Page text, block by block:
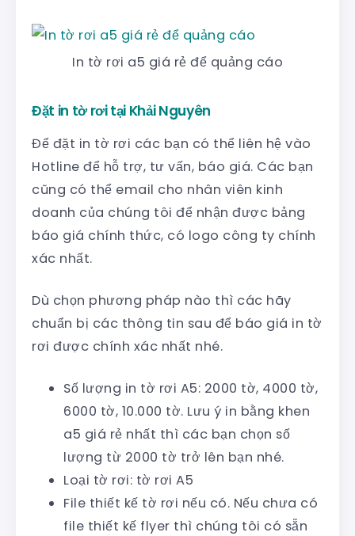
In tờ rơi a5 giá rẻ để quảng cáo
Đặt in tờ rơi tại Khải Nguyên
Để đặt in tờ rơi các bạn có thể liên hệ vào
Hotline để hỗ trợ, tư vấn, báo giá. Các bạn
cũng có thể email cho nhân viên kinh
doanh của chúng tôi để nhận được bảng
báo giá chính thức, có logo công ty chính
xác nhất.
Dù chọn phương pháp nào thì các hãy
chuẩn bị các thông tin sau để báo giá in tờ
rơi được chính xác nhất nhé.
Số lượng in tờ rơi A5: 2000 tờ, 4000 tờ,
6000 tờ, 10.000 tờ. Lưu ý in bằng khen
a5 giá rẻ nhất thì các bạn chọn số
lượng từ 2000 tờ trở lên bạn nhé.
Loại tờ rơi: tờ rơi A5
File thiết kế tờ rơi nếu có. Nếu chưa có
file thiết kế flyer thì chúng tôi có sẵn